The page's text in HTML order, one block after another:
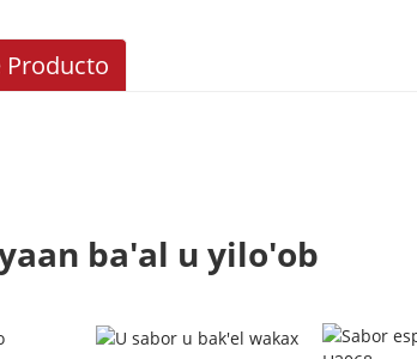
Producto
ba'al u yilo'ob